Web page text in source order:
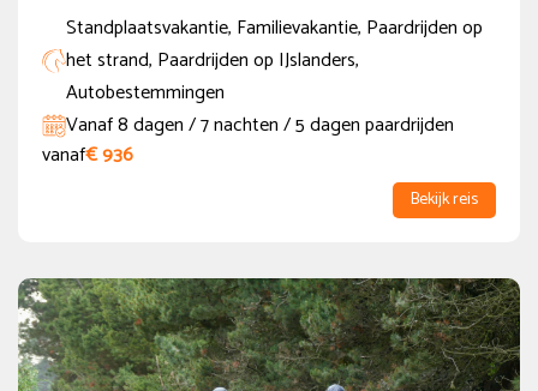
Extra Opties
1-persoons accommodatie
Niet-ruiter
(13)
Standplaatsvakantie, Familievakantie, Paardrijden op
het strand, Paardrijden op IJslanders,
Autobestemmingen
Vanaf 8 dagen / 7 nachten / 5 dagen paardrijden
vanaf€ 936
Bekijk reis